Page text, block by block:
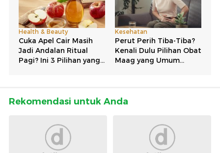
Rekomendasi untuk Anda